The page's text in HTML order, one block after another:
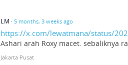
LM · 5 months, 3 weeks ago
https://x.com/lewatmana/status/
Ashari arah Roxy macet. sebaliknya
Jakarta Pusat